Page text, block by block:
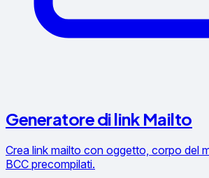
Generatore di link Mailto
Crea link mailto con oggetto, corpo del
BCC precompilati.